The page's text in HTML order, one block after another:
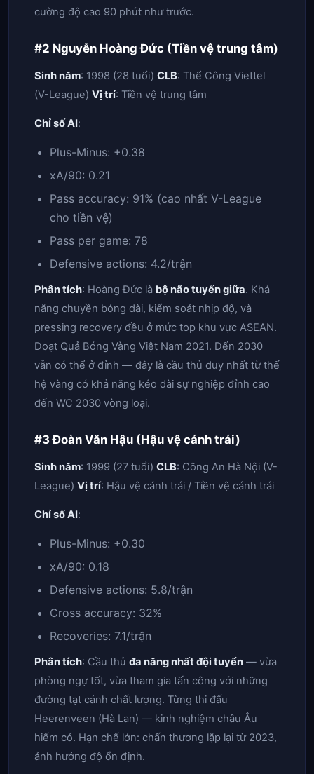
cường độ cao 90 phút như trước.
#2 Nguyễn Hoàng Đức (Tiền vệ trung tâm)
Sinh năm: 1998 (28 tuổi) CLB: Thể Công Viettel
(V-League) Vị trí: Tiền vệ trung tâm
Chỉ số AI:
Plus-Minus: +0.38
xA/90: 0.21
Pass accuracy: 91% (cao nhất V-League
cho tiền vệ)
Pass per game: 78
Defensive actions: 4.2/trận
Phân tích: Hoàng Đức là bộ não tuyến giữa. Khả
năng chuyền bóng dài, kiểm soát nhịp độ, và
pressing recovery đều ở mức top khu vực ASEAN.
Đoạt Quả Bóng Vàng Việt Nam 2021. Đến 2030
vẫn có thể ở đỉnh — đây là cầu thủ duy nhất từ thế
hệ vàng có khả năng kéo dài sự nghiệp đỉnh cao
đến WC 2030 vòng loại.
#3 Đoàn Văn Hậu (Hậu vệ cánh trái)
Sinh năm: 1999 (27 tuổi) CLB: Công An Hà Nội (V-
League) Vị trí: Hậu vệ cánh trái / Tiền vệ cánh trái
Chỉ số AI:
Plus-Minus: +0.30
xA/90: 0.18
Defensive actions: 5.8/trận
Cross accuracy: 32%
Recoveries: 7.1/trận
Phân tích: Cầu thủ đa năng nhất đội tuyển — vừa
phòng ngự tốt, vừa tham gia tấn công với những
đường tạt cánh chất lượng. Từng thi đấu
Heerenveen (Hà Lan) — kinh nghiệm châu Âu
hiếm có. Hạn chế lớn: chấn thương lặp lại từ 2023,
ảnh hưởng độ ổn định.